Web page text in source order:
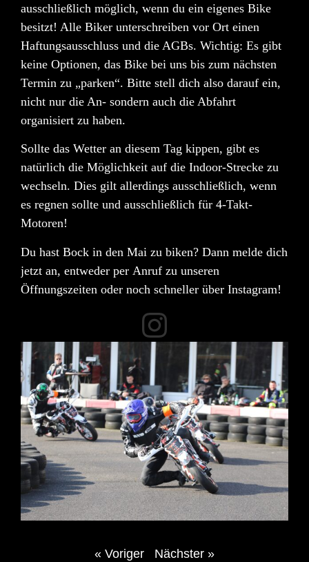
ausschließlich möglich, wenn du ein eigenes Bike
besitzt! Alle Biker unterschreiben vor Ort einen
Haftungsausschluss und die AGBs. Wichtig: Es gibt
keine Optionen, das Bike bei uns bis zum nächsten
Termin zu „parken“. Bitte stell dich also darauf ein,
nicht nur die An- sondern auch die Abfahrt
organisiert zu haben.
Sollte das Wetter an diesem Tag kippen, gibt es
natürlich die Möglichkeit auf die Indoor-Strecke zu
wechseln. Dies gilt allerdings ausschließlich, wenn
es regnen sollte und ausschließlich für 4-Takt-
Motoren!
Du hast Bock in den Mai zu biken? Dann melde dich
jetzt an, entweder per Anruf zu unseren
Öffnungszeiten oder noch schneller über Instagram!
« Voriger Nächster »